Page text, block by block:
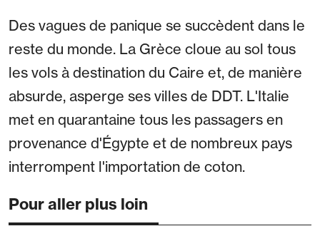
Des vagues de panique se succèdent dans le
reste du monde. La Grèce cloue au sol tous
les vols à destination du Caire et, de manière
absurde, asperge ses villes de DDT. L'Italie
met en quarantaine tous les passagers en
provenance d'Égypte et de nombreux pays
interrompent l'importation de coton.
Pour aller plus loin